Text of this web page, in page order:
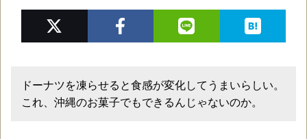
ドーナツを凍らせると食感が変化してうまいらしい。
これ、沖縄のお菓子でもできるんじゃないのか。